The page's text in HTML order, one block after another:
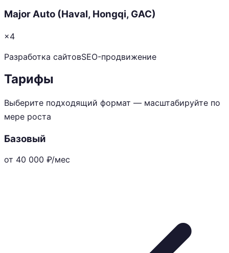
Major Auto (Haval, Hongqi, GAC)
×4
Разработка сайтовSEO-продвижение
Тарифы
Выберите подходящий формат — масштабируйте по
мере роста
Базовый
от 40 000 ₽/мес